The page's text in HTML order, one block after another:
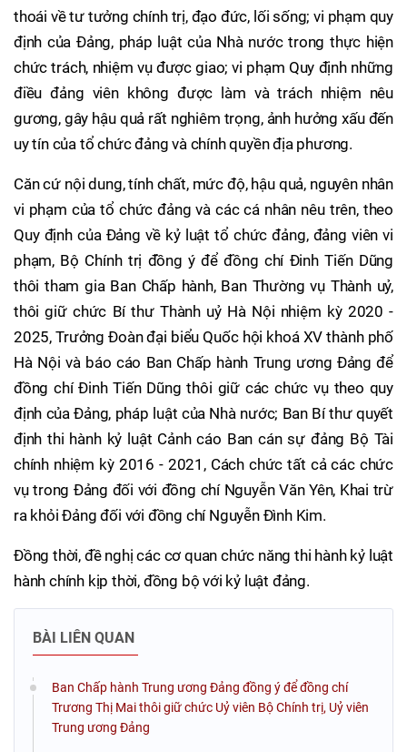
thoái về tư tưởng chính trị, đạo đức, lối sống; vi phạm quy
định của Đảng, pháp luật của Nhà nước trong thực hiện
chức trách, nhiệm vụ được giao; vi phạm Quy định những
điều đảng viên không được làm và trách nhiệm nêu
gương, gây hậu quả rất nghiêm trọng, ảnh hưởng xấu đến
uy tín của tổ chức đảng và chính quyền địa phương.
Căn cứ nội dung, tính chất, mức độ, hậu quả, nguyên nhân
vi phạm của tổ chức đảng và các cá nhân nêu trên, theo
Quy định của Đảng về kỷ luật tổ chức đảng, đảng viên vi
phạm, Bộ Chính trị đồng ý để đồng chí Đinh Tiến Dũng
thôi tham gia Ban Chấp hành, Ban Thường vụ Thành uỷ,
thôi giữ chức Bí thư Thành uỷ Hà Nội nhiệm kỳ 2020 -
2025, Trưởng Đoàn đại biểu Quốc hội khoá XV thành phố
Hà Nội và báo cáo Ban Chấp hành Trung ương Đảng để
đồng chí Đinh Tiến Dũng thôi giữ các chức vụ theo quy
định của Đảng, pháp luật của Nhà nước; Ban Bí thư quyết
định thi hành kỷ luật Cảnh cáo Ban cán sự đảng Bộ Tài
chính nhiệm kỳ 2016 - 2021, Cách chức tất cả các chức
vụ trong Đảng đối với đồng chí Nguyễn Văn Yên, Khai trừ
ra khỏi Đảng đối với đồng chí Nguyễn Đình Kim.
Đồng thời, đề nghị các cơ quan chức năng thi hành kỷ luật
hành chính kịp thời, đồng bộ với kỷ luật đảng.
BÀI LIÊN QUAN
Ban Chấp hành Trung ương Đảng đồng ý để đồng chí
Trương Thị Mai thôi giữ chức Uỷ viên Bộ Chính trị, Uỷ viên
Trung ương Đảng